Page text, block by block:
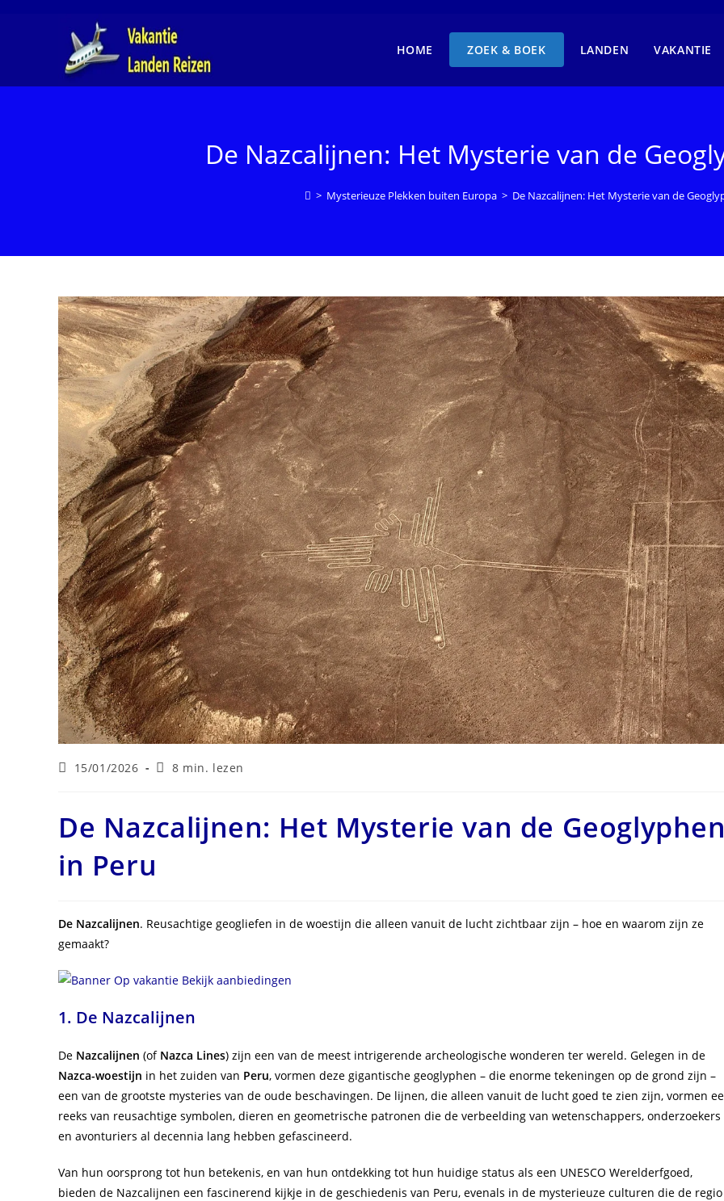
HOME ZOEK & BOEK LANDEN VAKANTIE
De Nazcalijnen: Het Mysterie van de
> Mysterieuze Plekken buiten Europa > De Nazcalijnen: Het Mysterie van de
Laatste
15/01/2026 Leestijd:
8 min. lezen
De Nazcalijnen: Het Mysterie van de Geoglyphen
in Peru
De Nazcalijnen. Reusachtige geogliefen in de woestijn die alleen vanuit de lucht zichtbaar zijn – hoe en waarom zijn ze
gemaakt?
1. De Nazcalijnen
De Nazcalijnen (of Nazca Lines) zijn een van de meest intrigerende archeologische wonderen ter wereld. Gelegen in de
Nazca-woestijn in het zuiden van Peru, vormen deze gigantische geoglyphen – die enorme tekeningen op de grond zijn –
een van de grootste mysteries van de oude beschavingen. De lijnen, die alleen vanuit de lucht goed te zien zijn, vormen
reeks van reusachtige symbolen, dieren en geometrische patronen die de verbeelding van wetenschappers, onderzoekers
en avonturiers al decennia lang hebben gefascineerd.
Van hun oorsprong tot hun betekenis, en van hun ontdekking tot hun huidige status als een UNESCO Werelderfgoed,
bieden de Nazcalijnen een fascinerend kijkje in de geschiedenis van Peru, evenals in de mysterieuze culturen die de regio